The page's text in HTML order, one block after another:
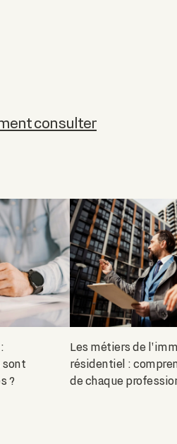
consulter
sont
?
Les métiers de
résidentiel :
de chaque